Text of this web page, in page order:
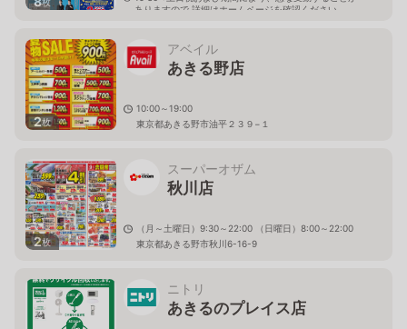
枚
ありますので 詳細はホームページを確認ください
2枚
アベイル
あきる野店
10:00～19:00
東京都あきる野市油平２３９−１
2枚
スーパーオザム
秋川店
（月～土曜日）9:30～22:00 （日曜日）8:00～22:00
東京都あきる野市秋川6-16-9
ニトリ
あきるのプレイス店